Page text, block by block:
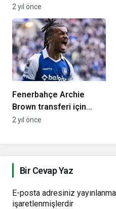
anlaşma tamam
2 yıl önce
Fenerbahçe Archie
Brown transferi için
görüşmelere başladı!
2 yıl önce
Bir Cevap Yaz
E-posta adresiniz
işaretlenmişlerdir